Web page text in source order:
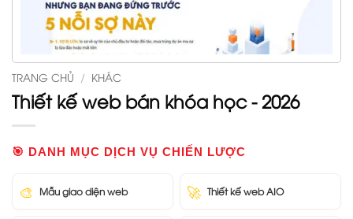
TRANG CHỦ / KHÁC
Thiết kế web bán khóa học - 2026
🎯 DANH MỤC DỊCH VỤ CHIẾN LƯỢC
🎨 Mẫu giao diện web 🚀 Thiết kế web AIO